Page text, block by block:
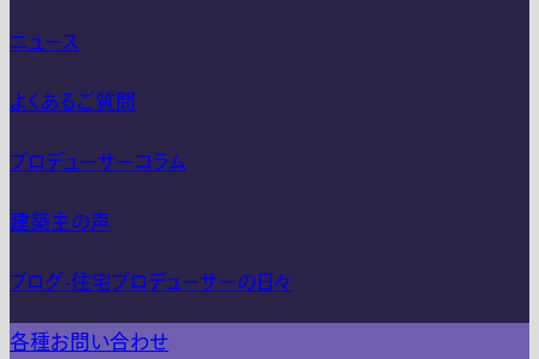
ニュース
よくあるご質問
プロデューサーコラム
建築主の声
ブログ-住宅プロデューサーの日々
各種お問い合わせ